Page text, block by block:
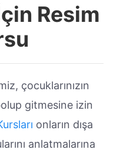
Resim
çocuklarınızın
gitmesine izin
onların dışa
anlatmalarına